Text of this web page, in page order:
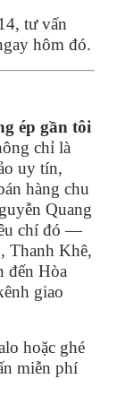
tư vấn
hôm đó.
ép gần tôi
chỉ là
uy tín,
hàng chu
Quang
chí đó —
Thanh Khê,
đến Hòa
giao
hoặc ghé
miễn phí